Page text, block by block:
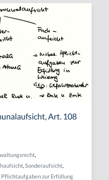
Art. 108
,
,Sonderaufsicht,
Pflichtaufgaben zur Erfüllung